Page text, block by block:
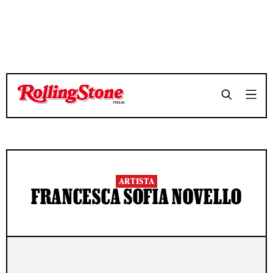
ARTISTA
FRANCESCA SOFIA NOVELLO